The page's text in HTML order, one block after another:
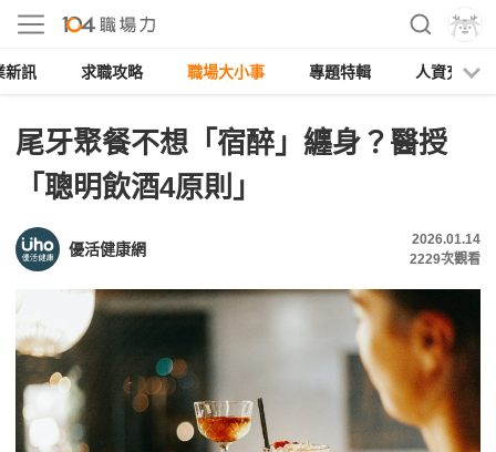
新訊 求職攻略 職場大小事 專題特輯 人資充電
尾牙聚餐不想「宿醉」纏身？醫授
「聰明飲酒4原則」
優活健康網
2026.01.14
2229次觀看